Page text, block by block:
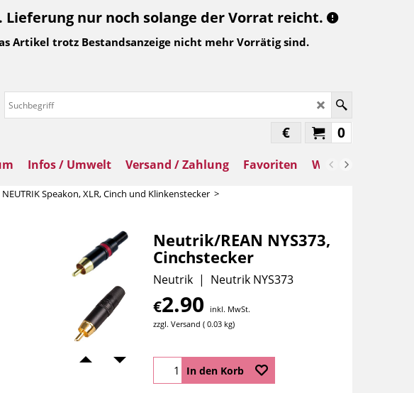
nur noch solange der Vorrat reicht.
Artikel trotz Bestandsanzeige nicht mehr Vorrätig sind.
0
€
Infos / Umwelt Versand / Zahlung Favoriten Warenkorb
NEUTRIK Speakon, XLR, Cinch und Klinkenstecker >
Neutrik/REAN NYS373,
Cinchstecker
Neutrik Neutrik NYS373
€2.90
inkl. MwSt.
zzgl. Versand
0.03 kg
In den Korb